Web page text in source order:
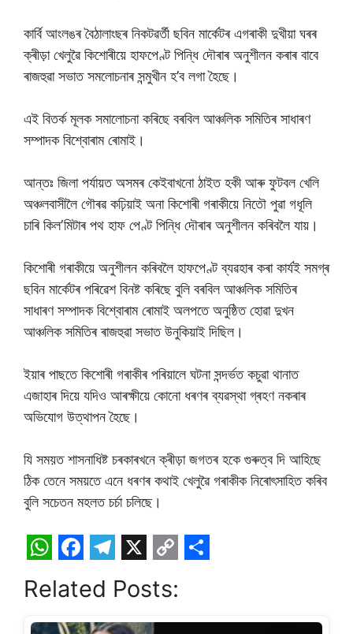
কাৰ্বি আংলঙৰ বৈঠালাংছৰ নিকটৱৰ্তী ছবিন মাৰ্কেটৰ এগৰাকী দুখীয়া ঘৰৰ
ক্ৰীড়া খেলুৱৈ কিশোৰীয়ে হাফপেণ্ট পিন্ধি দৌৰাৰ অনুশীলন কৰাৰ বাবে
ৰাজহুৱা সভাত সমলোচনাৰ সন্মুখীন হ’ব লগা হৈছে।
এই বিতৰ্ক মূলক সমালোচনা কৰিছে বৰবিল আঞ্চলিক সমিতিৰ সাধাৰণ
সম্পাদক বিশ্বোৰাম ৰোমাই।
আন্তঃ জিলা পৰ্যায়ত অসমৰ কেইবাখনো ঠাইত হকী আৰু ফুটবল খেলি
অঞ্চলবাসীলৈ গৌৰৱ কঢ়িয়াই অনা কিশোৰী গৰাকীয়ে নিতৌ পুৱা গধূলি
চাৰি কিলʼমিটাৰ পথ হাফ পেণ্ট পিন্ধি দৌৰাৰ অনুশীলন কৰিবলৈ যায়।
কিশোৰী গৰাকীয়ে অনুশীলন কৰিবলৈ হাফপেণ্ট ব্যৱহাৰ কৰা কাৰ্য‌ই সমগ্ৰ
ছবিন মাৰ্কেটৰ পৰিৱেশ বিনষ্ট কৰিছে বুলি বৰবিল আঞ্চলিক সমিতিৰ
সাধাৰণ সম্পাদক বিশ্বোৰাম ৰোমাই অলপতে অনুষ্ঠিত হোৱা দুখন
আঞ্চলিক সমিতিৰ ৰাজহুৱা সভাত উনুকিয়াই দিছিল।
ইয়াৰ পাছতে কিশোৰী গৰাকীৰ পৰিয়ালে ঘটনা সন্দৰ্ভত কচুৱা থানাত
এজাহাৰ দিয়ে যদিও আৰক্ষীয়ে কোনো ধৰণৰ ব্যৱস্থা গ্ৰহণ নকৰাৰ
অভিযোগ উত্থাপন হৈছে।
যি সময়ত শাসনাধিষ্ট চৰকাৰখনে ক্ৰীড়া জগতৰ হকে গুৰুত্ব দি আহিছে
ঠিক তেনে সম‌য়তে এনে ধৰণৰ কথাই খেলুৱৈ গৰাকীক নিৰোৎসাহিত কৰিব
বুলি সচেতন মহলত চৰ্চা চলিছে।
W
h
a
a
c
T
e
l
X
o
p a
Related Posts: